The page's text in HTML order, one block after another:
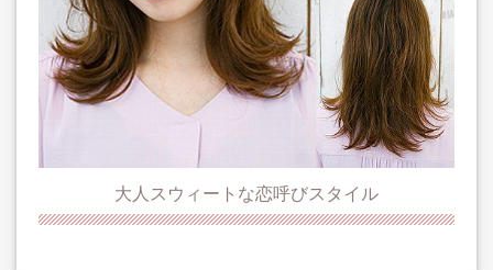
大人スウィートな恋呼びスタイル